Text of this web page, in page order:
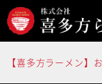
コ
ン
【喜多方ラーメン】